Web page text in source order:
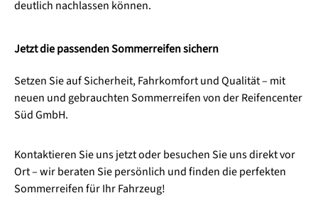
deutlich nachlassen können.
Jetzt die passenden Sommerreifen sichern
Setzen Sie auf Sicherheit, Fahrkomfort und Qualität – mit
neuen und gebrauchten Sommerreifen von der Reifencenter
Süd GmbH.
Kontaktieren Sie uns jetzt oder besuchen Sie uns direkt vor
Ort – wir beraten Sie persönlich und finden die perfekten
Sommerreifen für Ihr Fahrzeug!